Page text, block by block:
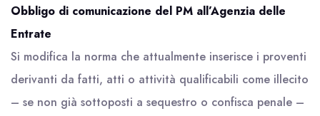
Obbligo di comunicazione del PM all’Agenzia delle
Entrate
Si modifica la norma che attualmente inserisce i proventi
derivanti da fatti, atti o attività qualificabili come illecito
– se non già sottoposti a sequestro o confisca penale –